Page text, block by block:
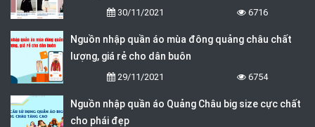
30/11/2021 6716
Nguồn nhập quần áo mùa đông quảng châu chất
lượng, giá rẻ cho dân buôn
29/11/2021 6754
Nguồn nhập quần áo Quảng Châu big size cực chất
cho phái đẹp